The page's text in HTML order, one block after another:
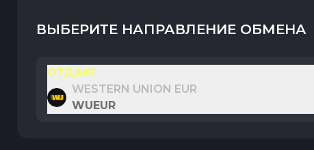
ВЫБЕРИТЕ НАПРАВЛЕНИЕ ОБМЕНА
ОТДАЮ
WESTERN UNION EUR
WUEUR